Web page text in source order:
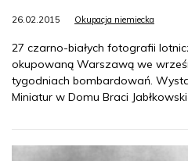
26.02.2015 Okupacja niemiecka
27 czarno-białych fotografii
okupowaną Warszawą we
tygodniach bombardowań.
Miniatur w Domu Braci